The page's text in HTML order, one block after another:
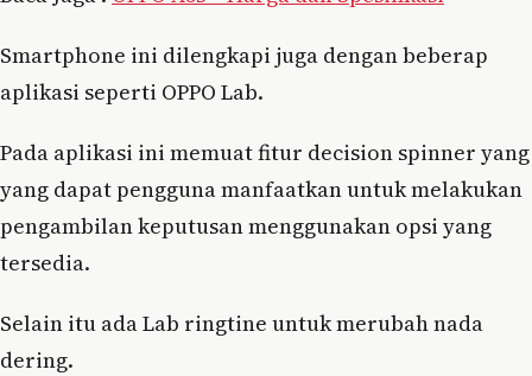
Smartphone ini dilengkapi juga dengan beberap
aplikasi seperti OPPO Lab.
Pada aplikasi ini memuat fitur decision spinner yang
yang dapat pengguna manfaatkan untuk melakukan
pengambilan keputusan menggunakan opsi yang
tersedia.
Selain itu ada Lab ringtine untuk merubah nada
dering.